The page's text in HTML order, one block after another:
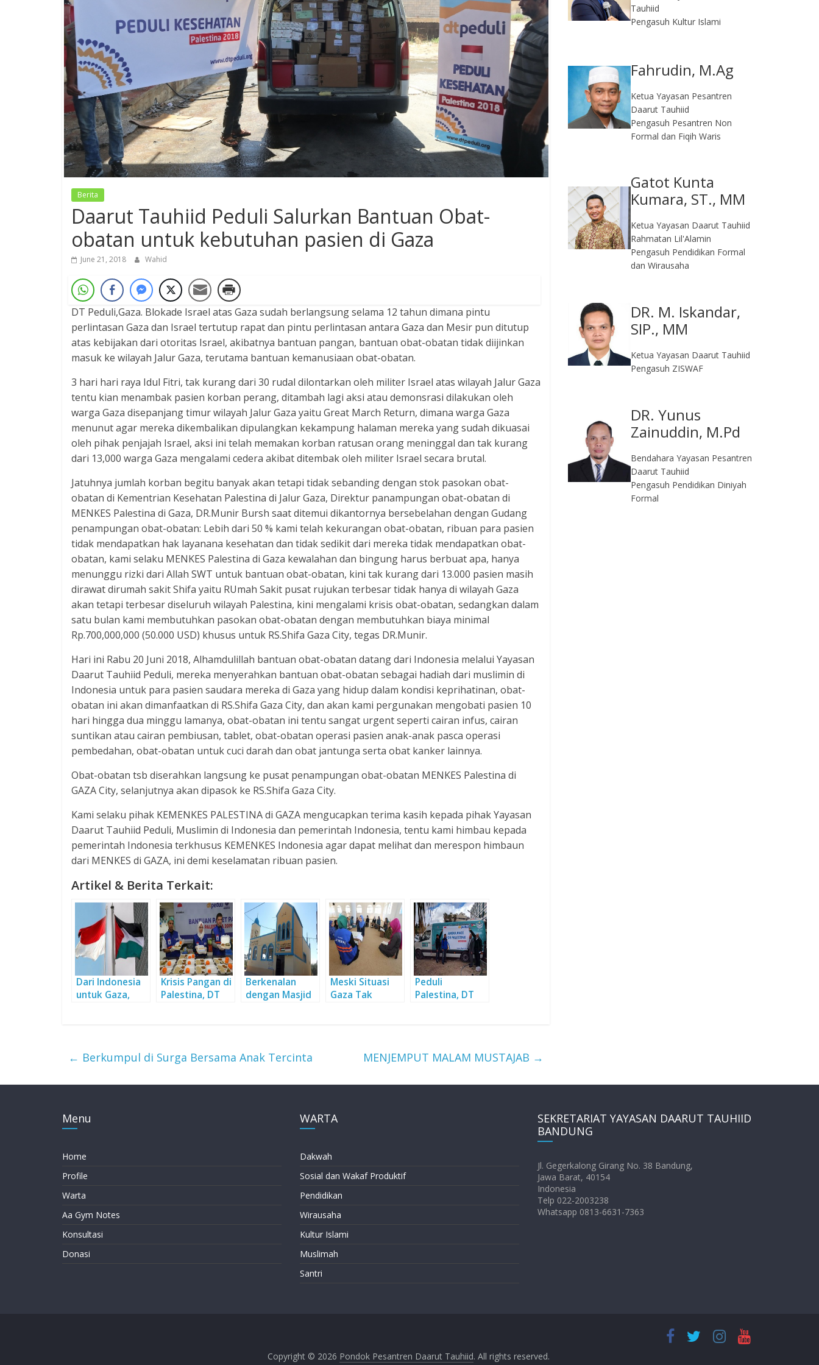
Berita
Daarut Tauhiid Peduli Salurkan Bantuan Obat-
obatan untuk kebutuhan pasien di Gaza
June 21, 2018 Wahid
DT Peduli,Gaza. Blokade Israel atas Gaza sudah berlangsung selama 12 tahun dimana pintu
perlintasan Gaza dan Israel tertutup rapat dan pintu perlintasan antara Gaza dan Mesir pun ditutup
atas kebijakan dari otoritas Israel, akibatnya bantuan pangan, bantuan obat-obatan tidak diijinkan
masuk ke wilayah Jalur Gaza, terutama bantuan kemanusiaan obat-obatan.
3 hari hari raya Idul Fitri, tak kurang dari 30 rudal dilontarkan oleh militer Israel atas wilayah Jalur Gaza
tentu kian menambak pasien korban perang, ditambah lagi aksi atau demonsrasi dilakukan oleh
warga Gaza disepanjang timur wilayah Jalur Gaza yaitu Great March Return, dimana warga Gaza
menunut agar mereka dikembalikan dipulangkan kekampung halaman mereka yang sudah dikuasai
oleh pihak penjajah Israel, aksi ini telah memakan korban ratusan orang meninggal dan tak kurang
dari 13,000 warga Gaza mengalami cedera akibat ditembak oleh militer Israel secara brutal.
Jatuhnya jumlah korban begitu banyak akan tetapi tidak sebanding dengan stok pasokan obat-
obatan di Kementrian Kesehatan Palestina di Jalur Gaza, Direktur panampungan obat-obatan di
MENKES Palestina di Gaza, DR.Munir Bursh saat ditemui dikantornya bersebelahan dengan Gudang
penampungan obat-obatan: Lebih dari 50 % kami telah kekurangan obat-obatan, ribuan para pasien
tidak mendapatkan hak layanana kesehatan dan tidak sedikit dari mereka tidak mendapatkan obat-
obatan, kami selaku MENKES Palestina di Gaza kewalahan dan bingung harus berbuat apa, hanya
menunggu rizki dari Allah SWT untuk bantuan obat-obatan, kini tak kurang dari 13.000 pasien masih
dirawat dirumah sakit Shifa yaitu RUmah Sakit pusat rujukan terbesar tidak hanya di wilayah Gaza
akan tetapi terbesar diseluruh wilayah Palestina, kini mengalami krisis obat-obatan, sedangkan dalam
satu bulan kami membutuhkan pasokan obat-obatan dengan membutuhkan biaya minimal
Rp.700,000,000 (50.000 USD) khusus untuk RS.Shifa Gaza City, tegas DR.Munir.
Hari ini Rabu 20 Juni 2018, Alhamdulillah bantuan obat-obatan datang dari Indonesia melalui Yayasan
Daarut Tauhiid Peduli, mereka menyerahkan bantuan obat-obatan sebagai hadiah dari muslimin di
Indonesia untuk para pasien saudara mereka di Gaza yang hidup dalam kondisi keprihatinan, obat-
obatan ini akan dimanfaatkan di RS.Shifa Gaza City, dan akan kami pergunakan mengobati pasien 10
hari hingga dua minggu lamanya, obat-obatan ini tentu sangat urgent seperti cairan infus, cairan
suntikan atau cairan pembiusan, tablet, obat-obatan operasi pasien anak-anak pasca operasi
pembedahan, obat-obatan untuk cuci darah dan obat jantunga serta obat kanker lainnya.
Obat-obatan tsb diserahkan langsung ke pusat penampungan obat-obatan MENKES Palestina di
GAZA City, selanjutnya akan dipasok ke RS.Shifa Gaza City.
Kami selaku pihak KEMENKES PALESTINA di GAZA mengucapkan terima kasih kepada pihak Yayasan
Daarut Tauhiid Peduli, Muslimin di Indonesia dan pemerintah Indonesia, tentu kami himbau kepada
pemerintah Indonesia terkhusus KEMENKES Indonesia agar dapat melihat dan merespon himbaun
dari MENKES di GAZA, ini demi keselamatan ribuan pasien.
Artikel & Berita Terkait:
Dari Indonesia
untuk Gaza,
Krisis Pangan di
Palestina, DT
Berkenalan
dengan Masjid
Meski Situasi
Gaza Tak
Peduli
Palestina, DT
← Berkumpul di Surga Bersama Anak Tercinta MENJEMPUT MALAM MUSTAJAB →
Tauhiid
Pengasuh Kultur Islami
Fahrudin, M.Ag​
Ketua Yayasan Pesantren
Daarut Tauhiid
Pengasuh Pesantren Non
Formal dan Fiqih Waris
Gatot Kunta
Kumara, ST., MM
Ketua Yayasan Daarut Tauhiid
Rahmatan Lil'Alamin
Pengasuh Pendidikan Formal
dan Wirausaha
DR. M. Iskandar,
SIP., MM
Ketua Yayasan Daarut Tauhiid
Pengasuh ZISWAF
DR. Yunus
Zainuddin, M.Pd
Bendahara Yayasan Pesantren
Daarut Tauhiid
Pengasuh Pendidikan Diniyah
Formal
Menu
Home
Profile
Warta
Aa Gym Notes
Konsultasi
Donasi
WARTA
Dakwah
Sosial dan Wakaf Produktif
Pendidikan
Wirausaha
Kultur Islami
Muslimah
Santri
SEKRETARIAT YAYASAN DAARUT TAUHIID
BANDUNG
Jl. Gegerkalong Girang No. 38 Bandung,
Jawa Barat, 40154
Indonesia
Telp 022-2003238
Whatsapp 0813-6631-7363
Copyright © 2026 Pondok Pesantren Daarut Tauhiid. All rights reserved.